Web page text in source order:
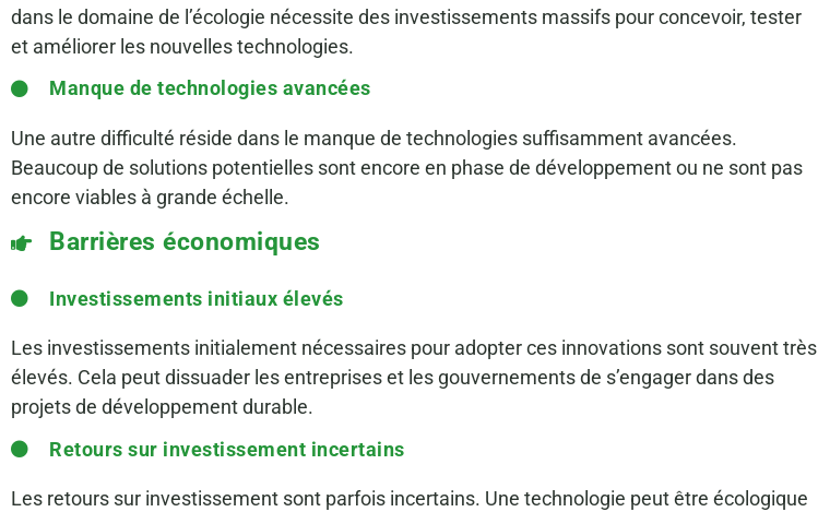
dans le domaine de l’écologie nécessite des investissements massifs pour concevoir, tester
et améliorer les nouvelles technologies.
Manque de technologies avancées
Une autre difficulté réside dans le manque de technologies suffisamment avancées.
Beaucoup de solutions potentielles sont encore en phase de développement ou ne sont pas
encore viables à grande échelle.
Barrières économiques
Investissements initiaux élevés
Les investissements initialement nécessaires pour adopter ces innovations sont souvent très
élevés. Cela peut dissuader les entreprises et les gouvernements de s’engager dans des
projets de développement durable.
Retours sur investissement incertains
Les retours sur investissement sont parfois incertains. Une technologie peut être écologique